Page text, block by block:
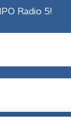
Radio 5!